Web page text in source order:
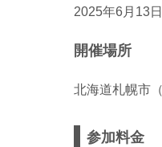
2025年6月13
開催場所
北海道札幌市
参加料金